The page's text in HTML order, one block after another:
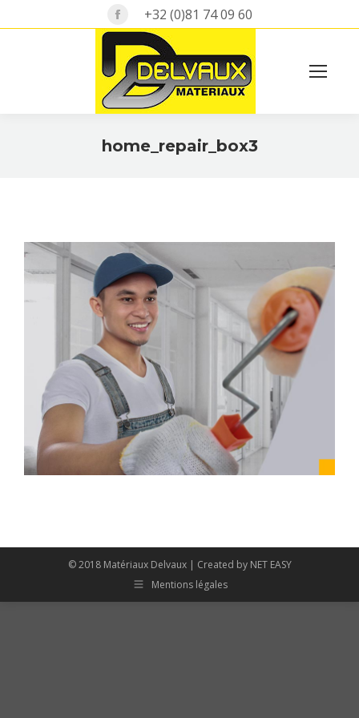
Facebook
page
opens
in
new
window
+32 (0)81 74 09 60
home_repair_box3
© 2018 Matériaux Delvaux | Created by NET EASY
Mentions légales